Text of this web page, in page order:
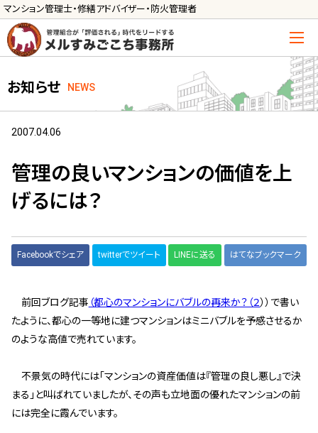
マンション管理士・修繕アドバイザー・防火管理者
お知らせ NEWS
2007.04.06
管理の良いマンションの価値を上
げるには？
Facebookでシェア twitterでツイート LINEに送る はてなブックマーク
前回ブログ記事 （都心のマンションにバブルの再来か？（２））で書い
たように、都心の一等地に建つマンションはミニバブルを予感させるか
のような高値で売れています。
不景気の時代には「マンションの資産価値は『管理の良し悪し』で決
まる」と叫ばれていましたが、その声も立地面の優れたマンションの前
には完全に霞んでいます。
管理士の活用方法
ご利用の流れ »
サービス一覧
メルの理事会アドバイザー »
新人管理士顧問サービス
管理契約見直しドクター »
建物・設備維持
長期修繕カウンセリングサービス »